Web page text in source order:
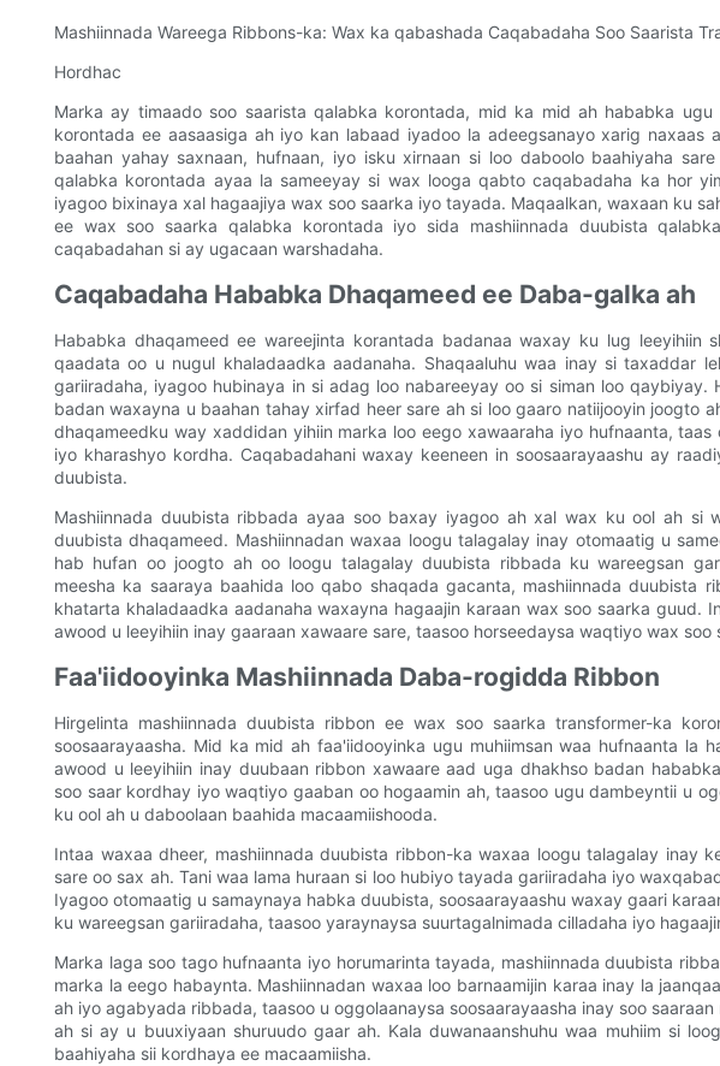
Mashiinnada Wareega Ribbons-ka: Wax ka qabashada Caqabadaha Soo Saarista
Hordhac
Marka ay timaado soo saarista qalabka korontada, mid ka mid ah hababka
korontada ee aasaasiga ah iyo kan labaad iyadoo la adeegsanayo xarig naxaas
baahan yahay saxnaan, hufnaan, iyo isku xirnaan si loo daboolo baahiyaha
qalabka korontada ayaa la sameeyay si wax looga qabto caqabadaha ka hor
iyagoo bixinaya xal hagaajiya wax soo saarka iyo tayada. Maqaalkan, waxaan ku
ee wax soo saarka qalabka korontada iyo sida mashiinnada duubista
caqabadahan si ay ugacaan warshadaha.
Caqabadaha Hababka Dhaqameed ee Daba-galka ah
Hababka dhaqameed ee wareejinta korantada badanaa waxay ku lug leeyihiin
qaadata oo u nugul khaladaadka aadanaha. Shaqaaluhu waa inay si taxaddar
gariiradaha, iyagoo hubinaya in si adag loo nabareeyay oo si siman loo qaybiyay.
badan waxayna u baahan tahay xirfad heer sare ah si loo gaaro natiijooyin joogto
dhaqameedku way xaddidan yihiin marka loo eego xawaaraha iyo hufnaanta,
iyo kharashyo kordha. Caqabadahani waxay keeneen in soosaarayaashu ay
duubista.
Mashiinnada duubista ribbada ayaa soo baxay iyagoo ah xal wax ku ool ah si
duubista dhaqameed. Mashiinnadan waxaa loogu talagalay inay otomaatig u
hab hufan oo joogto ah oo loogu talagalay duubista ribbada ku wareegsan
meesha ka saaraya baahida loo qabo shaqada gacanta, mashiinnada duubista
khatarta khaladaadka aadanaha waxayna hagaajin karaan wax soo saarka guud.
awood u leeyihiin inay gaaraan xawaare sare, taasoo horseedaysa waqtiyo wax
Faa'iidooyinka Mashiinnada Daba-rogidda Ribbon
Hirgelinta mashiinnada duubista ribbon ee wax soo saarka transformer-ka
soosaarayaasha. Mid ka mid ah faa'iidooyinka ugu muhiimsan waa hufnaanta la
awood u leeyihiin inay duubaan ribbon xawaare aad uga dhakhso badan
soo saar kordhay iyo waqtiyo gaaban oo hogaamin ah, taasoo ugu dambeyntii u
ku ool ah u daboolaan baahida macaamiishooda.
Intaa waxaa dheer, mashiinnada duubista ribbon-ka waxaa loogu talagalay inay
sare oo sax ah. Tani waa lama huraan si loo hubiyo tayada gariiradaha iyo
Iyagoo otomaatig u samaynaya habka duubista, soosaarayaashu waxay gaari
ku wareegsan gariiradaha, taasoo yaraynaysa suurtagalnimada cilladaha iyo
Marka laga soo tago hufnaanta iyo horumarinta tayada, mashiinnada duubista
marka la eego habaynta. Mashiinnadan waxaa loo barnaamijin karaa inay la
ah iyo agabyada ribbada, taasoo u oggolaanaysa soosaarayaasha inay soo
ah si ay u buuxiyaan shuruudo gaar ah. Kala duwanaanshuhu waa muhiim si
baahiyaha sii kordhaya ee macaamiisha.